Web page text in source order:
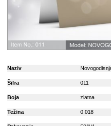
Naziv
Šifra 011
Boja zlatna
Težina 0.018